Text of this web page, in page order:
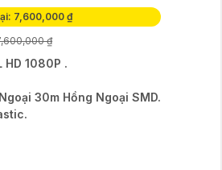
7,600,000 ₫
₫
HD 1080P .
30m Hồng Ngoại SMD.